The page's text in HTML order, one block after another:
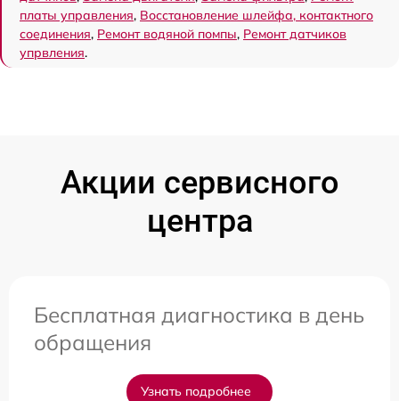
платы управления, Восстановление шлейфа, контактного
соединения, Ремонт водяной помпы, Ремонт датчиков
упрвления.
Акции сервисного
центра
Бесплатная диагностика в день
обращения
Узнать подробнее